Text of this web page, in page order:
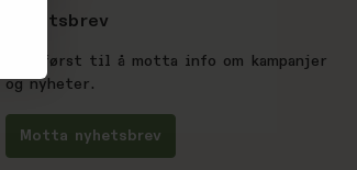
Nyhetsbrev
Vær først til å motta info om kampanjer
og nyheter.
Motta nyhetsbrev